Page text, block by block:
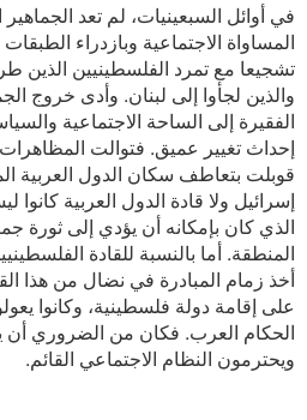
في أوائل السبعينيات، لم تعد الجماهير
المساواة الاجتماعية وبازدراء
تشجيعا مع تمرد الفلسطينيين الذين
والذين لجأوا إلى لبنان. وأدى خروج
الفقيرة إلى الساحة الاجتماعية
إحداث تغيير عميق. فتوالت المظاهرات
قوبلت بتعاطف سكان الدول العربية
إسرائيل ولا قادة الدول العربية كانوا
الذي كان بإمكانه أن يؤدي إلى ثورة
المنطقة. أما بالنسبة للقادة
أخذ زمام المبادرة في نضال من هذا
على إقامة دولة فلسطينية، وكانوا
الحكام العرب. فكان من الضروري أن
ويحترمون النظام الاجتماعي القائم.